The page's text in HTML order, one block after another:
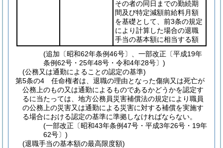
その者の同日までの勤続期
間及び特定減額前給料月額
を基礎として、前3条の規定
により計算した場合の退職
手当の基本額に相当する額
(追加〔昭和62年条例46号〕、一部改正〔平成19年
条例62号・25年48号・令和4年28号〕)
(公務又は通勤によることの認定の基準)
第5条の4
任命権者は、退職の理由となった傷病又は死亡が
公務上のもの又は通勤によるものであるかどうかを認定す
るに当たっては、地方公務員災害補償法の規定により職員
の公務上の災害又は通勤による災害に対する補償を実施す
る場合における認定の基準に準拠しなければならない。
(一部改正〔昭和43年条例47号・平成3年26号・19年
62号〕)
(退職手当の基本額の最高限度額)